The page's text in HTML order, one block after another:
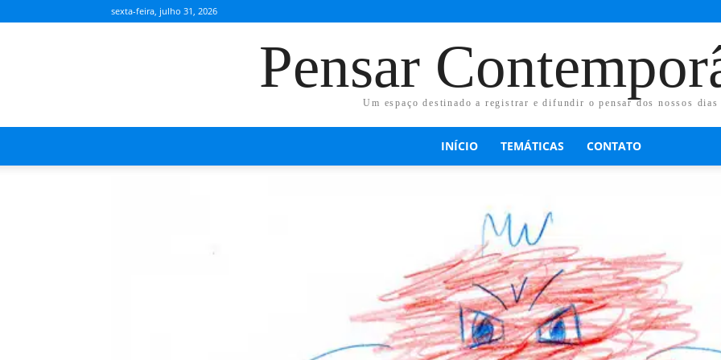
sexta-feira, julho 31, 2026
Pensar
Um espaço destinado a registrar e difundir o pensar dos nossos dias
INÍCIO TEMÁTICAS CONTATO